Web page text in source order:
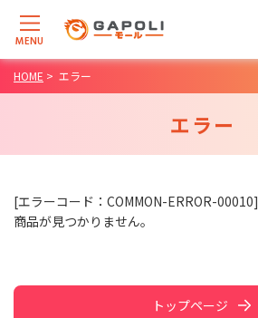
MENU
HOME > エラー
エラー
[エラーコード：COMMON-ERROR-00010]
商品が見つかりません。
トップページ